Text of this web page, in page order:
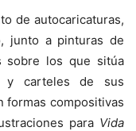
de autocaricaturas,
junto a pinturas de
sobre los que sitúa
y carteles de sus
formas compositivas
para Vida